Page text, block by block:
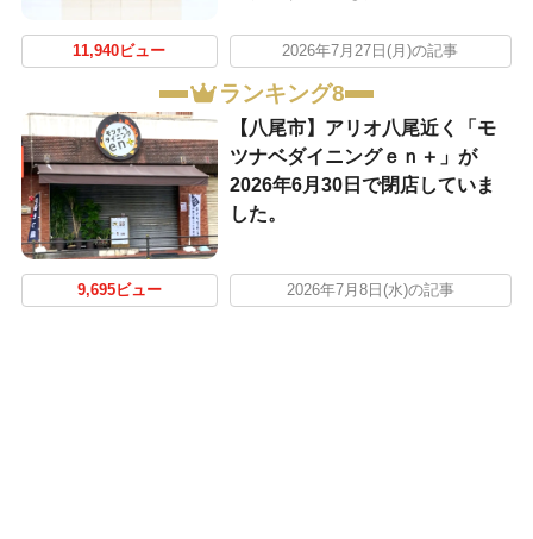
11,940ビュー 2026年7月27日(月)の記事
ランキング8
【八尾市】アリオ八尾近く「モ
ツナベダイニングｅｎ＋」が
2026年6月30日で閉店していま
した。
9,695ビュー 2026年7月8日(水)の記事